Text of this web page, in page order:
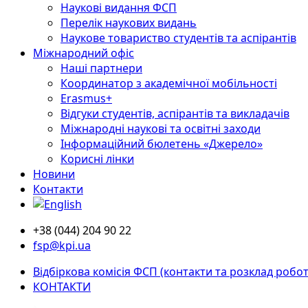
Наукові видання ФСП
Перелік наукових видань
Наукове товариство студентів та аспірантів
Міжнародний офіс
Наші партнери
Координатор з академічної мобільності
Erasmus+
Відгуки студентів, аспірантів та викладачів
Міжнародні наукові та освітні заходи
Інформаційний бюлетень «Джерело»
Корисні лінки
Новини
Контакти
+38 (044) 204 90 22
fsp@kpi.ua
Відбіркова комісія ФСП (контакти та розклад
КОНТАКТИ